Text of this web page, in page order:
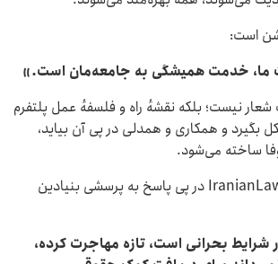
است:
ما، خدمت همیشگی به جامعه‌مان است.
»
نیست؛ بلکه نقشهٔ راه و فلسفهٔ عمل پلتفرم
بگیرد و همکاری و همدلی در پی آن بیاید،
ساخته می‌شود.
در نهایت، IranianLawyer.com در پی پاسخ به پرسشی بنیادین
بحرانی است، تازه مهاجرت کرده،